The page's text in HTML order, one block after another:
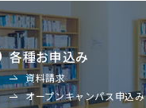
各種お申込み
資料請求
オープンキャンパス申込み